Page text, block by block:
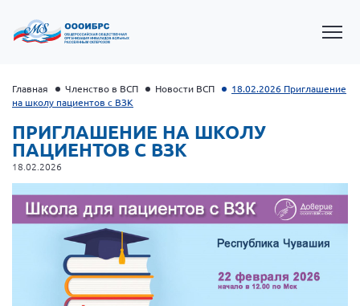
Президент Власов Я.В.
Первый вице-президент Кичигина Н. Ф.
Главная Членство в ВСП Новости ВСП
18.02.2026 Приглашение
на школу пациентов с ВЗК
ПРИГЛАШЕНИЕ НА ШКОЛУ
ПАЦИЕНТОВ С ВЗК
18.02.2026